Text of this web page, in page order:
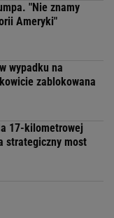
"Nie znamy
Ameryki"
wypadku na
zablokowana
17-kilometrowej
strategiczny most